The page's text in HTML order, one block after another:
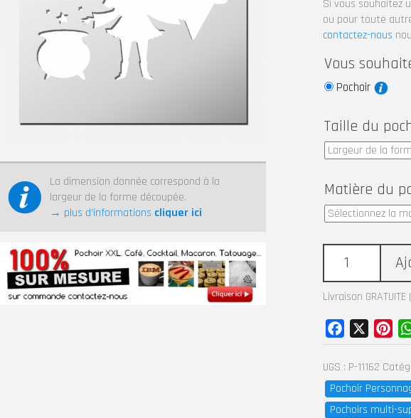
La dimension donnée correspond à la
largeur de la forme découpée.
→ plus d’informations cliquer ici
Si vous souhaitez
ou pour toute
contactez-nous
Vous
Pochoir
Taille du
Matière du
Livraison
UGS : P-11162
Pochoir
Pochoirs multi-
Facebook